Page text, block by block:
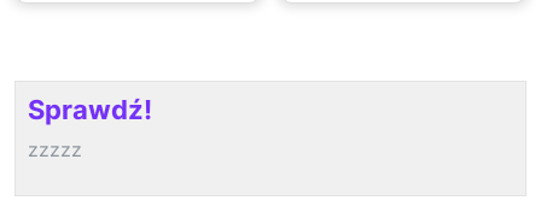
Sprawdź!
zzzzz